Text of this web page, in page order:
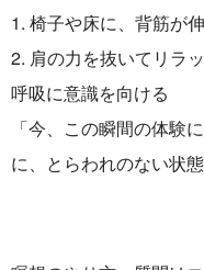
1. 椅子や床に、背筋が
2. 肩の力を抜いてリラ
呼吸に意識を向ける
「今、この瞬間の体験
に、とらわれのない状